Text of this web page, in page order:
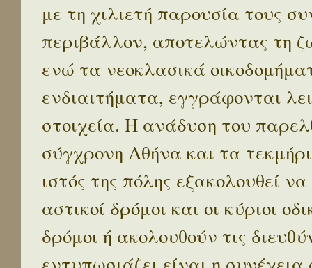
με τη χιλιετή παρουσία τους
περιβάλλον, αποτελώντας τη
ενώ τα νεοκλασικά
ενδιαιτήματα, εγγράφονται
στοιχεία. Η ανάδυση του
σύγχρονη Αθήνα και τα
ιστός της πόλης εξακολουθεί
αστικοί δρόμοι και οι κύριοι
δρόμοι ή ακολουθούν τις